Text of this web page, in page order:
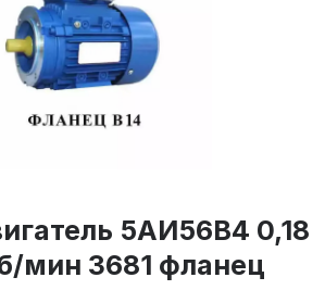
5АИ56В4 0,18
мин 3681 фланец